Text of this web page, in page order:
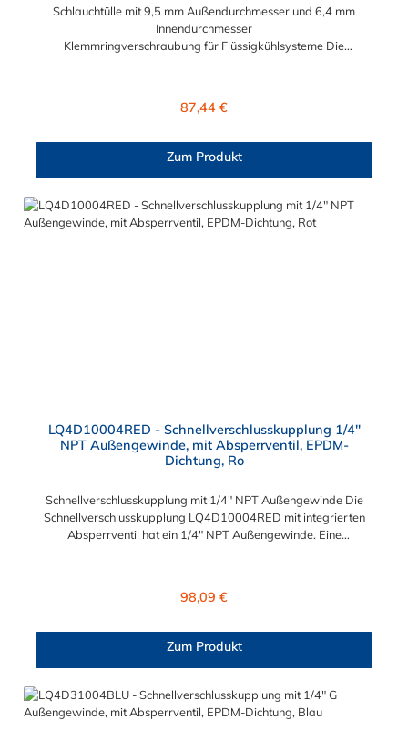
Schlauchtülle mit 9,5 mm Außendurchmesser und 6,4 mm
Innendurchmesser
Klemmringverschraubung für Flüssigkühlsysteme Die
der CPC LQ4 Serie durch eine spezielle Ventiltechnologie
geschützt sind. Das Material der Schlauchtülle ist Messing
-17 °C bis 115 °C Farbe: Blau Diese Messing Schlauchtülle ist
für lange Einsatzzeiten geeignet und bietet auch bei
Regulärer Preis:
87,44 €
Zum Produkt
LQ4D10004RED - Schnellverschlusskupplung 1/4"
NPT Außengewinde, mit Absperrventil, EPDM-
Dichtung, Ro
Schnellverschlusskupplung mit 1/4" NPT Außengewinde Die
Schnellverschlusskupplung LQ4D10004RED mit integrierten
Absperrventil hat ein 1/4" NPT Außengewinde. Eine
Messing verchromt und der Dichtring ist aus EPDM. Max.
-17 °C bis 115 °C Farbe: Rot
Diese Schnellverschlusskupplung ist auch für lange
Einsatzzeiten geeignet und bietet auch bei Kälteanwendungen
eine hohe Durchflusskapazität. Der Schnellverschluss der CPC
LQ4-Serie ist ideal für Flüssigkühlsysteme. Sie können diese
Regulärer Preis:
98,09 €
Zum Produkt